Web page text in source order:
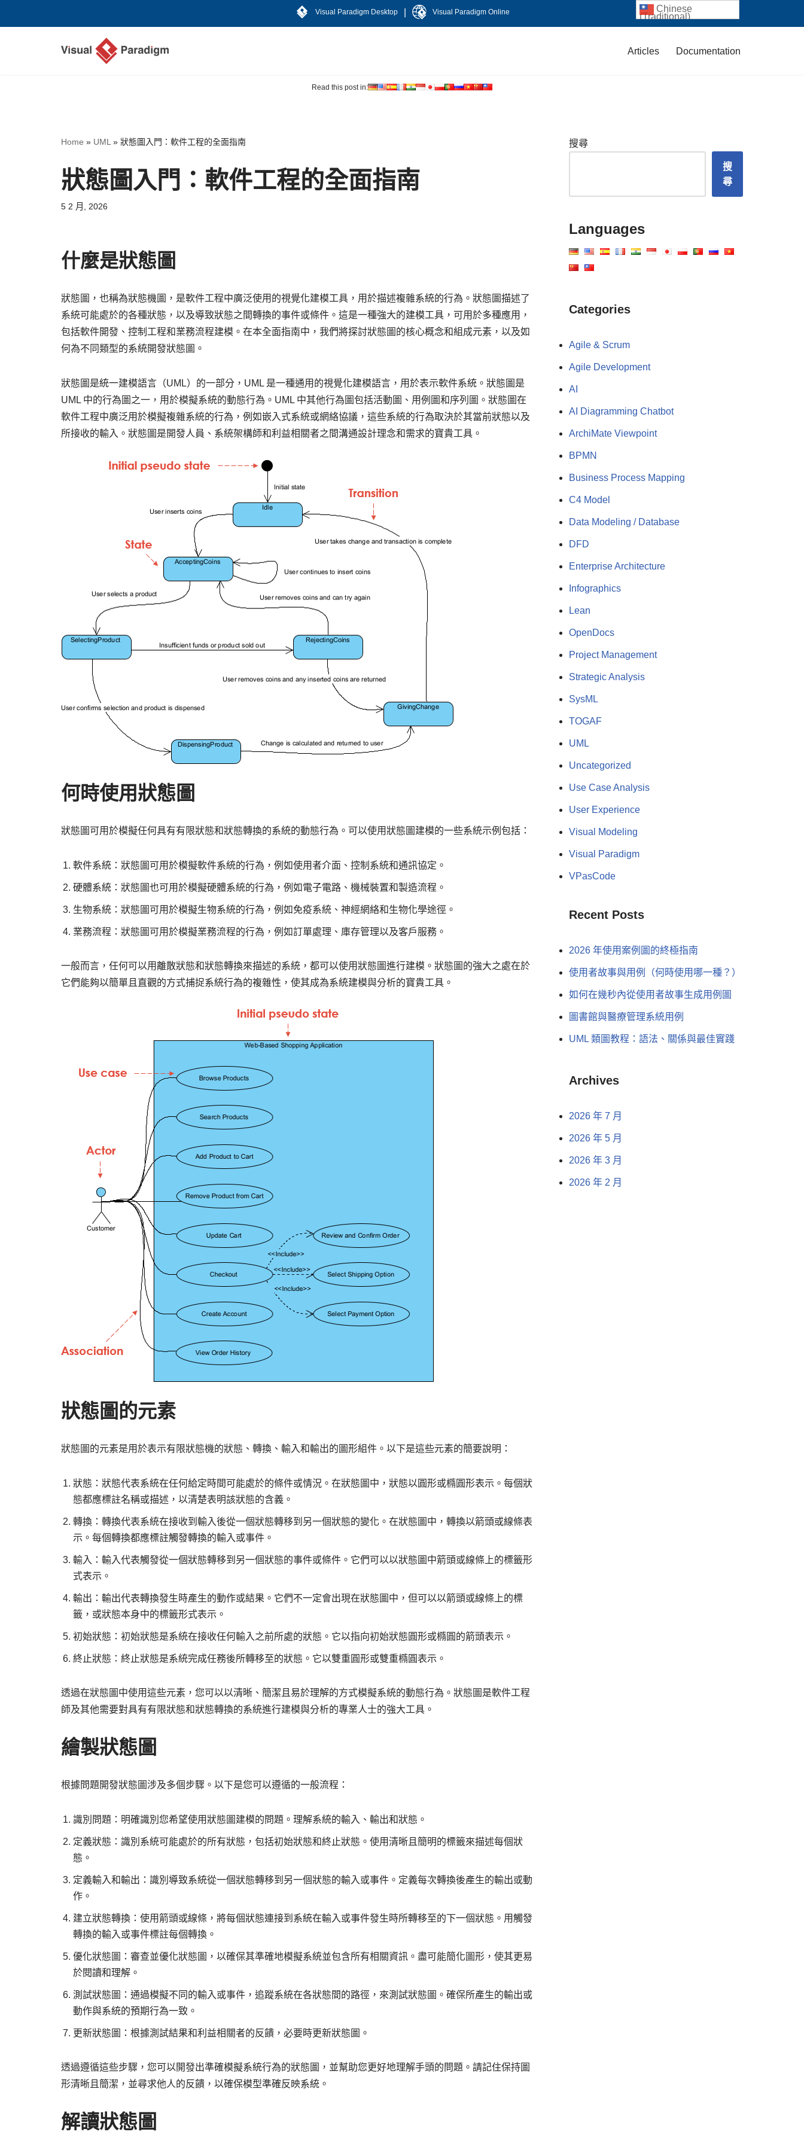
Visual Paradigm Desktop Visual Paradigm Online
Articles Documentation
Read this post in:
Home » UML » 狀態圖入門：軟件工程的全面指南
狀態圖入門：軟件工程的全面指南
5 2 月, 2026
什麼是狀態圖
狀態圖，也稱為狀態機圖，是軟件工程中廣泛使用的視覺化建模工具，用於描述複雜系統的行為。狀態圖描述了
系統可能處於的各種狀態，以及導致狀態之間轉換的事件或條件。這是一種強大的建模工具，可用於多種應用，
包括軟件開發、控制工程和業務流程建模。在本全面指南中，我們將探討狀態圖的核心概念和組成元素，以及如
何為不同類型的系統開發狀態圖。
狀態圖是統一建模語言（UML）的一部分，UML 是一種通用的視覺化建模語言，用於表示軟件系統。狀態圖是
UML 中的行為圖之一，用於模擬系統的動態行為。UML 中其他行為圖包括活動圖、用例圖和序列圖。狀態圖在
軟件工程中廣泛用於模擬複雜系統的行為，例如嵌入式系統或網絡協議，這些系統的行為取決於其當前狀態以及
所接收的輸入。狀態圖是開發人員、系統架構師和利益相關者之間溝通設計理念和需求的寶貴工具。
何時使用狀態圖
狀態圖可用於模擬任何具有有限狀態和狀態轉換的系統的動態行為。可以使用狀態圖建模的一些系統示例包括：
軟件系統：狀態圖可用於模擬軟件系統的行為，例如使用者介面、控制系統和通訊協定。
硬體系統：狀態圖也可用於模擬硬體系統的行為，例如電子電路、機械裝置和製造流程。
生物系統：狀態圖可用於模擬生物系統的行為，例如免疫系統、神經網絡和生物化學途徑。
業務流程：狀態圖可用於模擬業務流程的行為，例如訂單處理、庫存管理以及客戶服務。
一般而言，任何可以用離散狀態和狀態轉換來描述的系統，都可以使用狀態圖進行建模。狀態圖的強大之處在於
它們能夠以簡單且直觀的方式捕捉系統行為的複雜性，使其成為系統建模與分析的寶貴工具。
狀態圖的元素
狀態圖的元素是用於表示有限狀態機的狀態、轉換、輸入和輸出的圖形組件。以下是這些元素的簡要說明：
狀態：狀態代表系統在任何給定時間可能處於的條件或情況。在狀態圖中，狀態以圓形或橢圓形表示。每個狀
態都應標註名稱或描述，以清楚表明該狀態的含義。
轉換：轉換代表系統在接收到輸入後從一個狀態轉移到另一個狀態的變化。在狀態圖中，轉換以箭頭或線條表
示。每個轉換都應標註觸發轉換的輸入或事件。
輸入：輸入代表觸發從一個狀態轉移到另一個狀態的事件或條件。它們可以以狀態圖中箭頭或線條上的標籤形
式表示。
輸出：輸出代表轉換發生時產生的動作或結果。它們不一定會出現在狀態圖中，但可以以箭頭或線條上的標
籤，或狀態本身中的標籤形式表示。
初始狀態：初始狀態是系統在接收任何輸入之前所處的狀態。它以指向初始狀態圓形或橢圓的箭頭表示。
終止狀態：終止狀態是系統完成任務後所轉移至的狀態。它以雙重圓形或雙重橢圓表示。
透過在狀態圖中使用這些元素，您可以以清晰、簡潔且易於理解的方式模擬系統的動態行為。狀態圖是軟件工程
師及其他需要對具有有限狀態和狀態轉換的系統進行建模與分析的專業人士的強大工具。
繪製狀態圖
根據問題開發狀態圖涉及多個步驟。以下是您可以遵循的一般流程：
識別問題：明確識別您希望使用狀態圖建模的問題。理解系統的輸入、輸出和狀態。
定義狀態：識別系統可能處於的所有狀態，包括初始狀態和終止狀態。使用清晰且簡明的標籤來描述每個狀
態。
定義輸入和輸出：識別導致系統從一個狀態轉移到另一個狀態的輸入或事件。定義每次轉換後產生的輸出或動
作。
建立狀態轉換：使用箭頭或線條，將每個狀態連接到系統在輸入或事件發生時所轉移至的下一個狀態。用觸發
轉換的輸入或事件標註每個轉換。
優化狀態圖：審查並優化狀態圖，以確保其準確地模擬系統並包含所有相關資訊。盡可能簡化圖形，使其更易
於閱讀和理解。
測試狀態圖：通過模擬不同的輸入或事件，追蹤系統在各狀態間的路徑，來測試狀態圖。確保所產生的輸出或
動作與系統的預期行為一致。
更新狀態圖：根據測試結果和利益相關者的反饋，必要時更新狀態圖。
透過遵循這些步驟，您可以開發出準確模擬系統行為的狀態圖，並幫助您更好地理解手頭的問題。請記住保持圖
形清晰且簡潔，並尋求他人的反饋，以確保模型準確反映系統。
解讀狀態圖
搜尋
搜
尋
Languages
Categories
Agile & Scrum
Agile Development
AI
AI Diagramming Chatbot
ArchiMate Viewpoint
BPMN
Business Process Mapping
C4 Model
Data Modeling / Database
DFD
Enterprise Architecture
Infographics
Lean
OpenDocs
Project Management
Strategic Analysis
SysML
TOGAF
UML
Uncategorized
Use Case Analysis
User Experience
Visual Modeling
Visual Paradigm
VPasCode
Recent Posts
2026 年使用案例圖的終極指南
使用者故事與用例（何時使用哪一種？）
如何在幾秒內從使用者故事生成用例圖
圖書館與醫療管理系統用例
UML 類圖教程：語法、關係與最佳實踐
Archives
2026 年 7 月
2026 年 5 月
2026 年 3 月
2026 年 2 月
Chinese
(Traditional)